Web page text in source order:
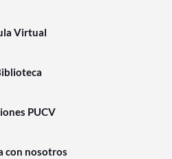
Virtual
PUCV
con nosotros